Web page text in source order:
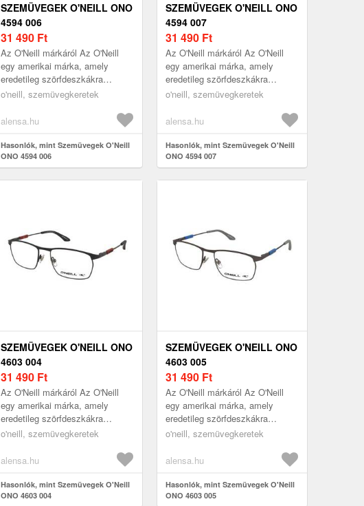
SZEMÜVEGEK O'NEILL ONO
4594 006
31 490 Ft
Az O'Neill márkáról Az O'Neill
egy amerikai márka, amely
eredetileg szörfdeszkákra
specializálódott, és
tengerparti hangu...
o'neill, szemüvegkeretek
alensa.hu
Hasonlók, mint Szemüvegek O'Neill
ONO 4594 006
SZEMÜVEGEK O'NEILL ONO
4594 007
31 490 Ft
Az O'Neill márkáról Az O'Neill
egy amerikai márka, amely
eredetileg szörfdeszkákra
specializálódott, és
tengerparti hangu...
o'neill, szemüvegkeretek
alensa.hu
Hasonlók, mint Szemüvegek O'Neill
ONO 4594 007
SZEMÜVEGEK O'NEILL ONO
4603 004
31 490 Ft
Az O'Neill márkáról Az O'Neill
egy amerikai márka, amely
eredetileg szörfdeszkákra
specializálódott, és
tengerparti hangu...
o'neill, szemüvegkeretek
alensa.hu
Hasonlók, mint Szemüvegek O'Neill
ONO 4603 004
SZEMÜVEGEK O'NEILL ONO
4603 005
31 490 Ft
Az O'Neill márkáról Az O'Neill
egy amerikai márka, amely
eredetileg szörfdeszkákra
specializálódott, és
tengerparti hangu...
o'neill, szemüvegkeretek
alensa.hu
Hasonlók, mint Szemüvegek O'Neill
ONO 4603 005